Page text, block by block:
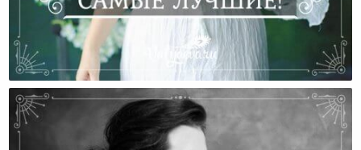
Мои Девочки Самые Лучшие!